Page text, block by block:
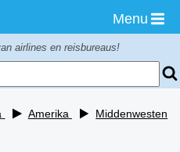
Menu
airlines en reisbureaus!
Amerika
Middenwesten